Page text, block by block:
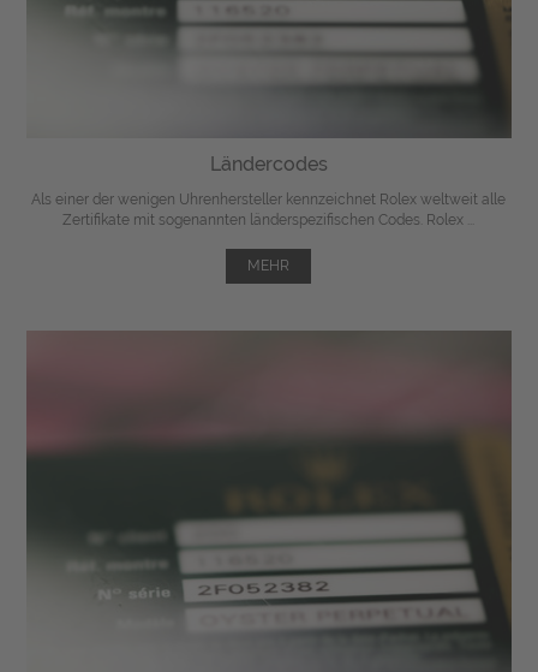
Ländercodes
Als einer der wenigen Uhrenhersteller kennzeichnet Rolex weltweit alle
Zertifikate mit sogenannten länderspezifischen Codes. Rolex ...
MEHR